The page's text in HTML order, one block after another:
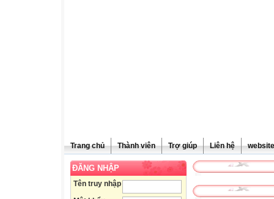
Trang chủ Thành viên Trợ giúp Liên hệ
ĐĂNG NHẬP
Tên truy nhập